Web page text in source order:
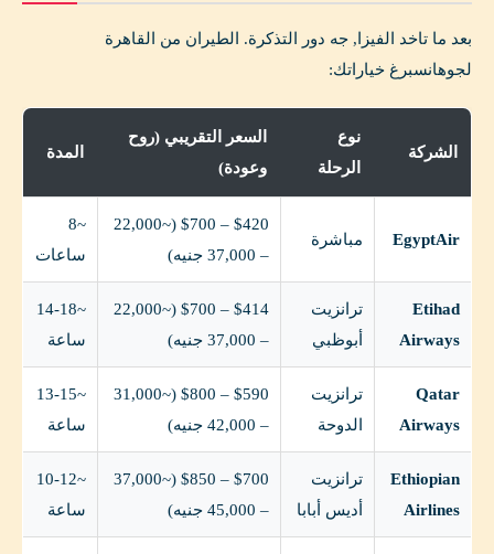
بعد ما تاخد الفيزا, جه دور التذكرة. الطيران من القاهرة
لجوهانسبرغ خياراتك:
الشركة
نوع
الرحلة
السعر التقريبي (روح
وعودة)
المدة
EgyptAir مباشرة
$420 – $700 (~22,000
– 37,000 جنيه)
~8
ساعات
Etihad
Airways
ترانزيت
أبوظبي
$414 – $700 (~22,000
– 37,000 جنيه)
~14-18
ساعة
Qatar
Airways
ترانزيت
الدوحة
$590 – $800 (~31,000
– 42,000 جنيه)
~13-15
ساعة
Ethiopian
Airlines
ترانزيت
أديس أبابا
$700 – $850 (~37,000
– 45,000 جنيه)
~10-12
ساعة